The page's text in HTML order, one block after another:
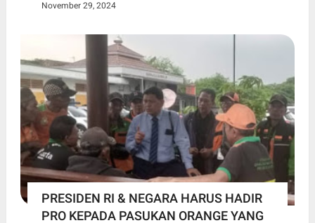
November 29, 2024
PRESIDEN RI & NEGARA HARUS HADIR
PRO KEPADA PASUKAN ORANGE YANG